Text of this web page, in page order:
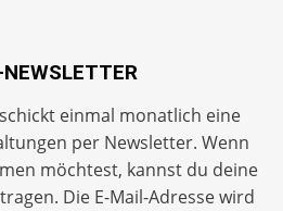
einmal monatlich eine
per Newsletter. Wenn
möchtest, kannst du deine
Die E-Mail-Adresse wird